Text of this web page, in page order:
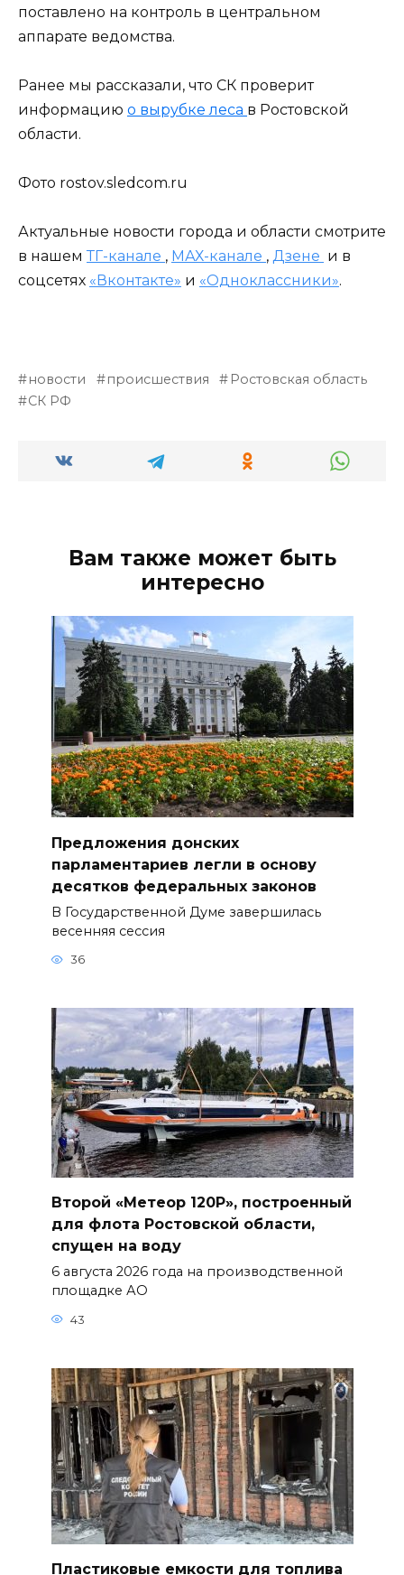
поставлено на контроль в центральном
аппарате ведомства.
Ранее мы рассказали, что СК проверит
информацию о вырубке леса в Ростовской
области.
Фото rostov.sledcom.ru
Актуальные новости города и области смотрите
в нашем ТГ-канале , МАХ-канале , Дзене и в
соцсетях «Вконтакте» и «Одноклассники».
новости происшествия
Ростовская область
СК РФ
Вам также может быть
интересно
Предложения донских
парламентариев легли в основу
десятков федеральных законов
В Государственной Думе завершилась
весенняя сессия
36
Второй «Метеор 120Р», построенный
для флота Ростовской области,
спущен на воду
6 августа 2026 года на производственной
площадке АО
43
Пластиковые емкости для топлива